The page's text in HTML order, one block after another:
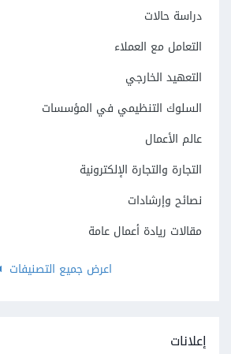
دراسة حالات
التعامل مع العملاء
التعهيد الخارجي
السلوك التنظيمي في المؤسسات
عالم الأعمال
التجارة والتجارة الإلكترونية
نصائح وإرشادات
مقالات ريادة أعمال عامة
اعرض جميع التصنيفات
إعلانات